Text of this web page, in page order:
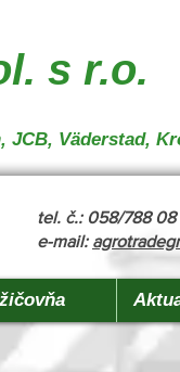
s r.o.
Väderstad,
tel. č.: 058/788
e-mail: